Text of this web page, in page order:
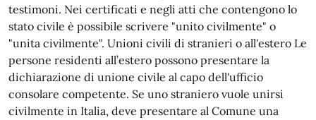
testimoni. Nei certificati e negli atti che contengono lo
stato civile è possibile scrivere "unito civilmente" o
"unita civilmente". Unioni civili di stranieri o all'estero Le
persone residenti all’estero possono presentare la
dichiarazione di unione civile al capo dell'ufficio
consolare competente. Se uno straniero vuole unirsi
civilmente in Italia, deve presentare al Comune una